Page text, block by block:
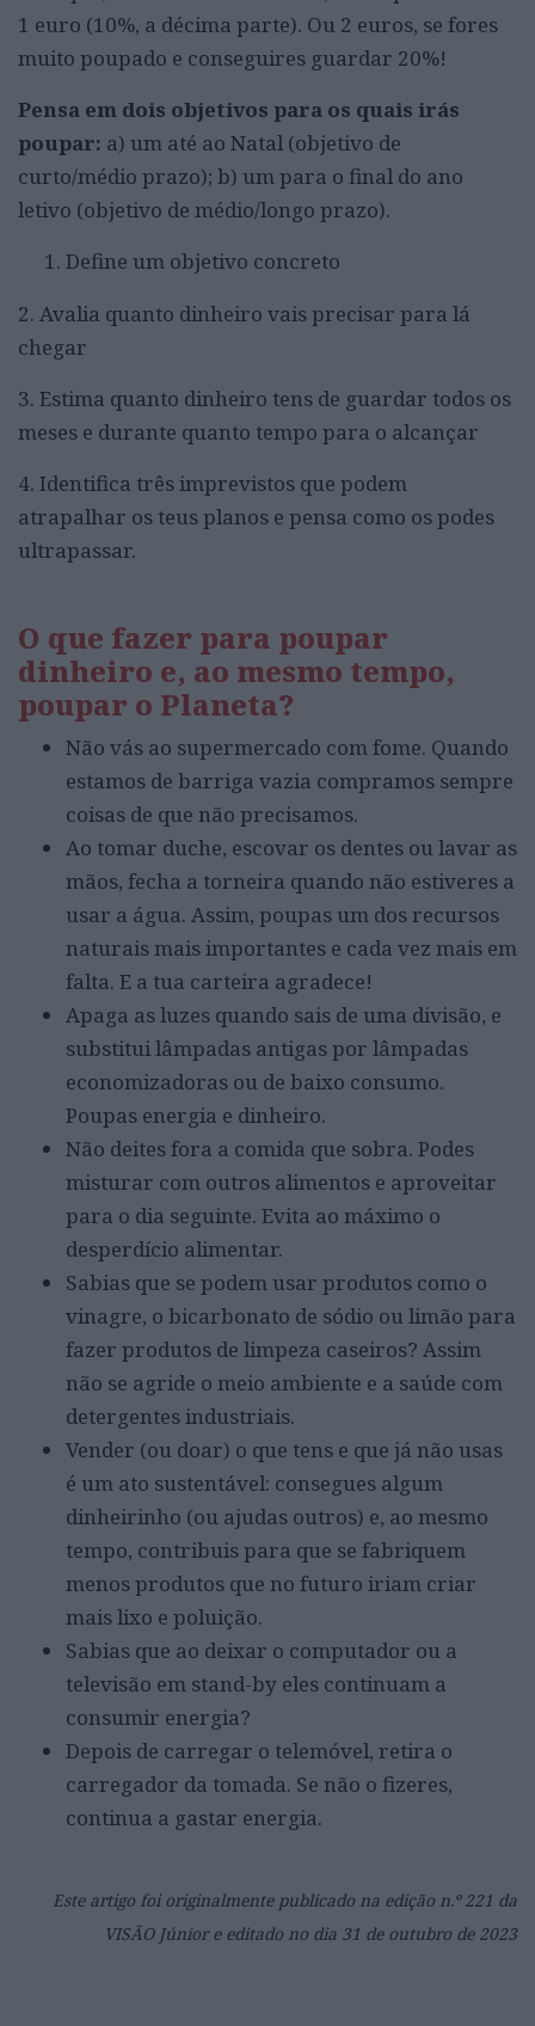
1 euro (10%, a décima parte). Ou 2 euros, se fores
muito poupado e conseguires guardar 20%!
Pensa em dois objetivos para os quais irás
poupar: a) um até ao Natal (objetivo de
curto/médio prazo); b) um para o final do ano
letivo (objetivo de médio/longo prazo).
Define um objetivo concreto
2. Avalia quanto dinheiro vais precisar para lá
chegar
3. Estima quanto dinheiro tens de guardar todos os
meses e durante quanto tempo para o alcançar
4. Identifica três imprevistos que podem
atrapalhar os teus planos e pensa como os podes
ultrapassar.
O que fazer para poupar
dinheiro e, ao mesmo tempo,
poupar o Planeta?
Não vás ao supermercado com fome. Quando
estamos de barriga vazia compramos sempre
coisas de que não precisamos.
Ao tomar duche, escovar os dentes ou lavar as
mãos, fecha a torneira quando não estiveres a
usar a água. Assim, poupas um dos recursos
naturais mais importantes e cada vez mais em
falta. E a tua carteira agradece!
Apaga as luzes quando sais de uma divisão, e
substitui lâmpadas antigas por lâmpadas
economizadoras ou de baixo consumo.
Poupas energia e dinheiro.
Não deites fora a comida que sobra. Podes
misturar com outros alimentos e aproveitar
para o dia seguinte. Evita ao máximo o
desperdício alimentar.
Sabias que se podem usar produtos como o
vinagre, o bicarbonato de sódio ou limão para
fazer produtos de limpeza caseiros? Assim
não se agride o meio ambiente e a saúde com
detergentes industriais.
Vender (ou doar) o que tens e que já não usas
é um ato sustentável: consegues algum
dinheirinho (ou ajudas outros) e, ao mesmo
tempo, contribuis para que se fabriquem
menos produtos que no futuro iriam criar
mais lixo e poluição.
Sabias que ao deixar o computador ou a
televisão em stand-by eles continuam a
consumir energia?
Depois de carregar o telemóvel, retira o
carregador da tomada. Se não o fizeres,
continua a gastar energia.
Este artigo foi originalmente publicado na edição n.º 221 da
VISÃO Júnior e editado no dia 31 de outubro de 2023